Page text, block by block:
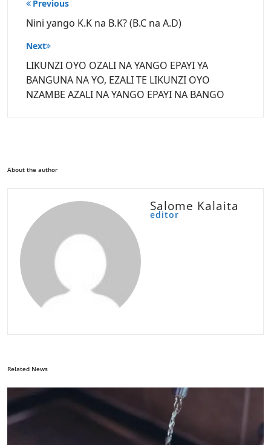
navigation
Previous
Nini yango K.K na B.K? (B.C na A.D)
Next
LIKUNZI OYO OZALI NA YANGO EPAYI YA
BANGUNA NA YO, EZALI TE LIKUNZI OYO
NZAMBE AZALI NA YANGO EPAYI NA BANGO
About the author
Salome Kalaita
editor
Related News